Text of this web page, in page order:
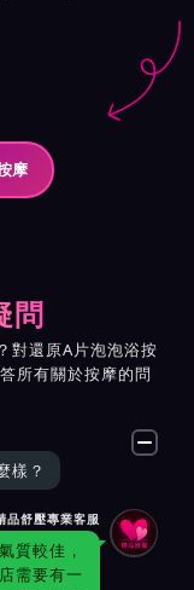
摩
問
對還原A片泡泡浴按
所有關於按摩的問
樣？
品舒壓專業客服
質較佳，
需要有一